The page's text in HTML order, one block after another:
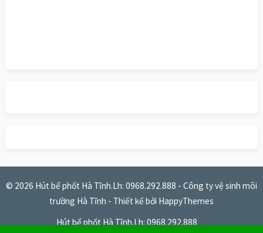
© 2026 Hút bể phốt Hà Tĩnh.Lh: 0968.292.888 - Công ty vệ sinh môi
trường Hà Tĩnh - Thiết kế bởi HappyThemes
Hút bể phốt Hà Tĩnh.Lh: 0968.292.888